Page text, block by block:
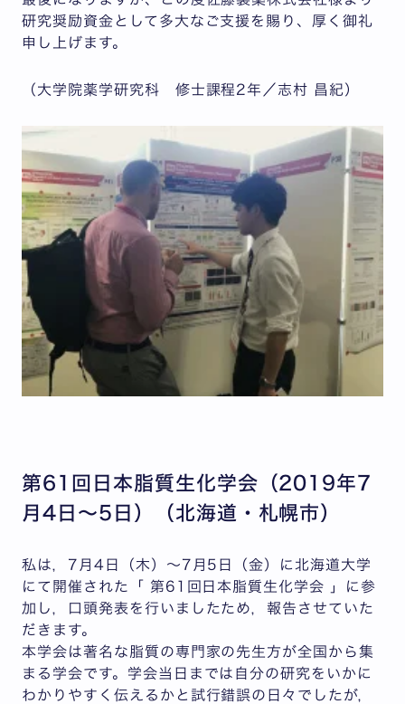
研究奨励資金として多大なご支援を賜り、厚く御礼
申し上げます。
（大学院薬学研究科 修士課程2年／志村 昌紀）
第61回日本脂質生化学会（2019年7
月4日～5日）（北海道・札幌市）
私は，7月4日（木）〜7月5日（金）に北海道大学
にて開催された「 第61回日本脂質生化学会 」に参
加し，口頭発表を行いましたため，報告させていた
だきます。
本学会は著名な脂質の専門家の先生方が全国から集
まる学会です。学会当日までは自分の研究をいかに
わかりやすく伝えるかと試行錯誤の日々でしたが，